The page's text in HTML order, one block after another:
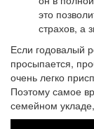
это
страхов, а
Если годовалый
просыпается,
очень легко
Поэтому самое
семейном